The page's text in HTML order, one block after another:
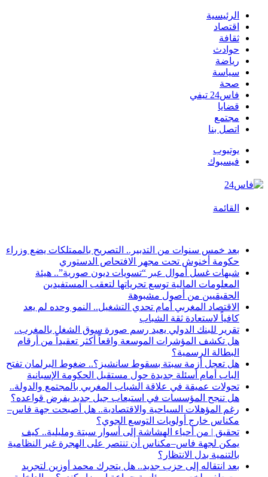
الرئيسية
اقتصاد
ثقافة
حوادث
رياضة
سياسة
صحة
فاس24 تيفي
قضايا
مجتمع
اتصل بنا
يوتيوب
فيسبوك
القائمة
بعد خمس سنوات من التدبير.. التصريح بالممتلكات يضع وزراء
حكومة أخنوش تحت مجهر الافتحاص الدستوري
شبهات غسل أموال عبر “تسويات ديون صورية”.. هيئة
المعلومات المالية توسع تحرياتها لتعقب المستفيدين
الحقيقيين من أصول مشبوهة
الاقتصاد المغربي أمام تحدي التشغيل.. النمو وحده لم يعد
كافياً لاستعادة ثقة الشباب
تقرير للبنك الدولي يعيد رسم صورة سوق الشغل بالمغرب..
هل تكشف المؤشرات الموسعة واقعاً أكثر تعقيداً من أرقام
البطالة الرسمية؟
هل تعجل أزمة سبتة بسقوط سانشيز؟.. ضغوط البرلمان تفتح
الباب أمام أسئلة جديدة حول مستقبل الحكومة الإسبانية
تحولات عميقة في علاقة الشباب المغربي بالمجتمع والدولة..
هل تنجح المؤسسات في استيعاب جيل جديد يفرض قواعده؟
رغم المؤهلات السياحية والاقتصادية.. هل أصبحت جهة فاس–
مكناس خارج أولويات التوسع الجوي؟
تحقيق | من أحياء الهشاشة إلى أسوار سبتة ومليلية.. كيف
يمكن لجهة فاس–مكناس أن تنتصر على الهجرة غير النظامية
بالتنمية بدل الانتظار؟
بعد انتقاله إلى حزب جديد.. هل يتحرك محمد أوزين لتجريد